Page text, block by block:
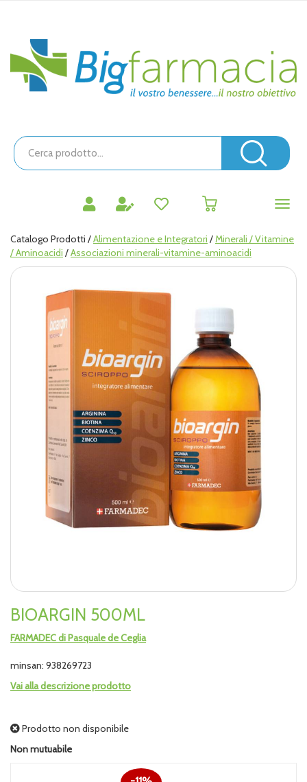
principaleBigfarmacia
Cerca
Prodotto
Catalogo Prodotti /Alimentazione e Integratori /Minerali / Vitamine
/ Aminoacidi /Associazioni minerali-vitamine-aminoacidi
BIOARGIN 500ML
FARMADEC di Pasquale de Ceglia
minsan: 938269723
Vai alla descrizione prodotto
Prodotto non disponibile
Non mutuabile